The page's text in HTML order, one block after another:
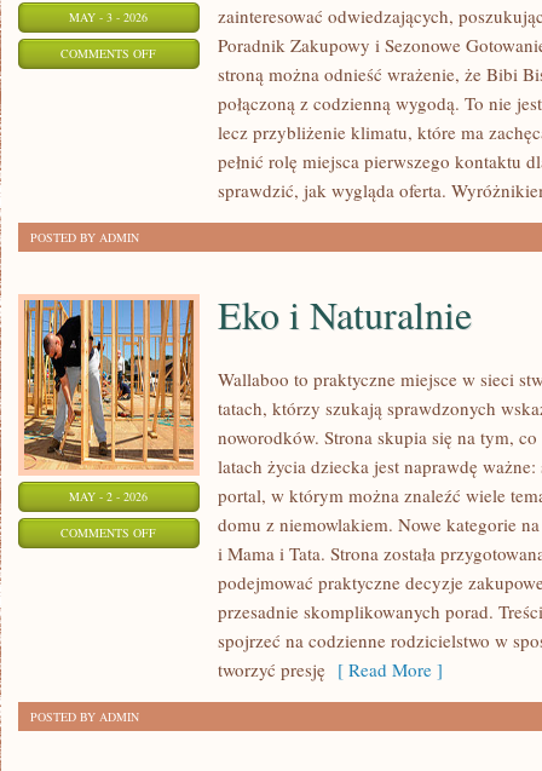
MAY - 3 - 2026
COMMENTS OFFON
PRZECHOWYWANIA
zainteresować odwiedzających,
Poradnik Zakupowy i Sezonowe
stroną można odnieść wrażenie, że Bibi
połączoną z codzienną wygodą. To nie
lecz przybliżenie klimatu, które ma
pełnić rolę miejsca pierwszego kontaktu
sprawdzić, jak wygląda oferta.
POSTED BY ADMIN
MAY - 2 - 2026
COMMENTS OFFON
NATURALNIE
Eko i Naturalnie
Wallaboo to praktyczne miejsce w sieci
tatach, którzy szukają sprawdzonych
noworodków. Strona skupia się na tym,
latach życia dziecka jest naprawdę
portal, w którym można znaleźć wiele
domu z niemowlakiem. Nowe kategorie
i Mama i Tata. Strona została
podejmować praktyczne decyzje
przesadnie skomplikowanych porad.
spojrzeć na codzienne rodzicielstwo w
tworzyć presję [ Read More ]
POSTED BY ADMIN